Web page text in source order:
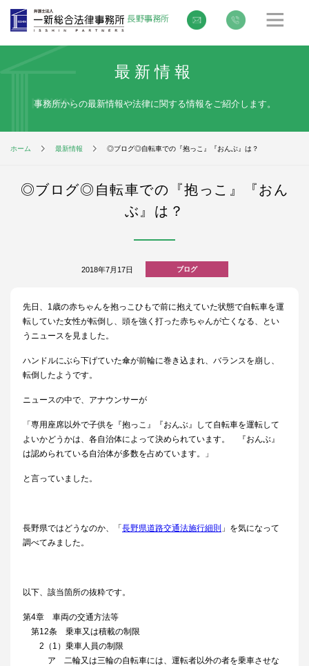
最新情報
事務所からの最新情報や法律に関する情報をご紹介します。
ホーム 最新情報 ◎ブログ◎自転車での『抱っこ』『おんぶ』は？
◎ブログ◎自転車での『抱っこ』『おん
ぶ』は？
2018年7月17日 ブログ
先日、1歳の赤ちゃんを抱っこひもで前に抱えていた状態で自転車を運
転していた女性が転倒し、頭を強く打った赤ちゃんが亡くなる、とい
うニュースを見ました。
ハンドルにぶら下げていた傘が前輪に巻き込まれ、バランスを崩し、
転倒したようです。
ニュースの中で、アナウンサーが
「専用座席以外で子供を『抱っこ』『おんぶ』して自転車を運転して
よいかどうかは、各自治体によって決められています。 『おんぶ』
は認められている自治体が多数を占めています。」
と言っていました。
長野県ではどうなのか、「長野県道路交通法施行細則 」を気になって
調べてみました。
以下、該当箇所の抜粋です。
第4章 車両の交通方法等
第12条 乗車又は積載の制限
2（1）乗車人員の制限
ア 二輪又は三輪の自転車には、運転者以外の者を乗車させな